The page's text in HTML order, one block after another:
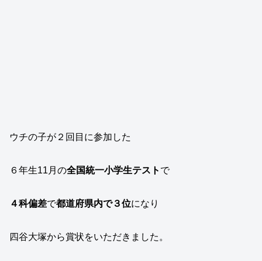
ウチの子が２回目に参加した
６年生11月の全国統一小学生テスト で
４科偏差で都道府県内で３位になり
四谷大塚から賞状をいただきました。